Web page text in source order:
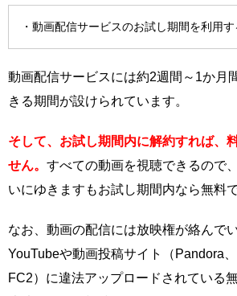
・動画配信サービスのお試し期間を利用す
動画配信サービスには約2週間～1か月
きる期間が設けられています。
そして、お試し期間内に解約すれば、
せん。 すべての動画を視聴できるので
いにゆきますもお試し期間内なら無料
なお、動画の配信には放映権が絡んで
YouTubeや動画投稿サイト（Pandora、
FC2）に違法アップロードされている